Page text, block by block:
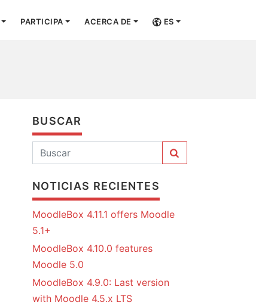
PARTICIPA ACERCA DE ES
BUSCAR
NOTICIAS RECIENTES
MoodleBox 4.11.1 offers Moodle
5.1+
MoodleBox 4.10.0 features
Moodle 5.0
MoodleBox 4.9.0: Last version
with Moodle 4.5.x LTS